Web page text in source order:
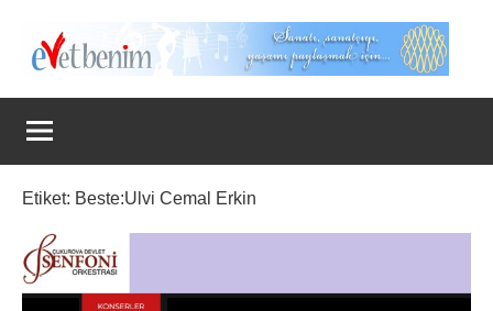
Evet
Benim
Etiket: Beste:Ulvi Cemal Erkin